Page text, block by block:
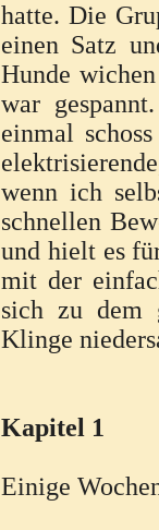
hatte. Die
einen Satz
Hunde
war
einmal
wenn ich
schnellen
und hielt es
mit der
sich zu dem
Klinge
Kapitel 1
Einige